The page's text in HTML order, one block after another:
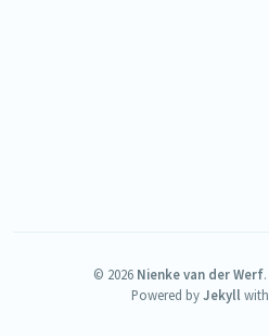
© 2026 Nienke van der Werf.
Powered byJekyll with